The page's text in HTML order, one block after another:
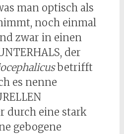
man optisch als
noch einmal
zwar in einen
der
betrifft
es nenne
durch eine stark
gebogene